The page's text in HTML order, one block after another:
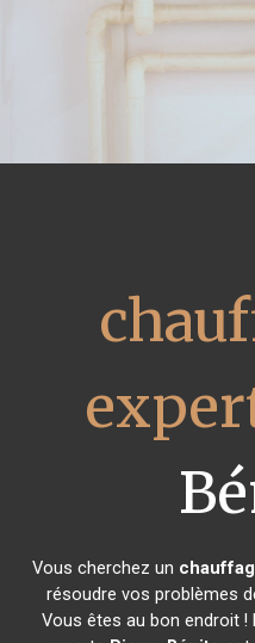
Vous cherchez un
résoudre vos problèmes
Vous êtes au bon endroit